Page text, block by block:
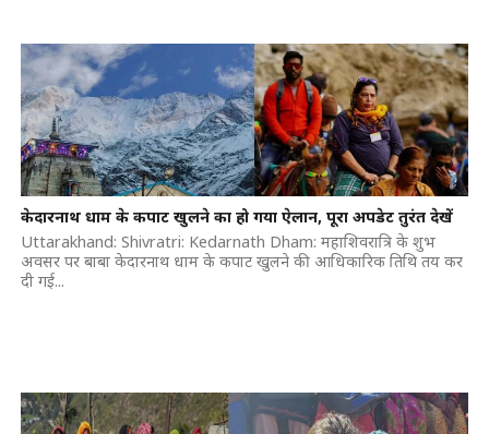
केदारनाथ धाम के कपाट खुलने का हो गया ऐलान, पूरा अपडेट तुरंत देखें
Uttarakhand: Shivratri: Kedarnath Dham: महाशिवरात्रि के शुभ
अवसर पर बाबा केदारनाथ धाम के कपाट खुलने की आधिकारिक तिथि तय कर
दी गई...